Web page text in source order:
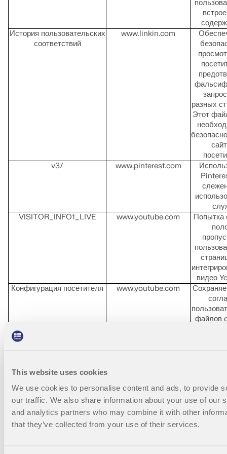
This website uses cookies
We use cookies to personalise content and ads, to provide
our traffic. We also share information about your use of our
and analytics partners who may combine it with other
that they’ve collected from your use of their services.
История пользовательских
соответствий
www.linkin.com
разных
Этот
v3/
www.pinterest.com
VISITOR_INFO1_LIVE
www.youtube.com
Попытка
видео
Конфигурация посетителя
www.youtube.com
файлов
yt.innertube::nextId
www.youtube.com